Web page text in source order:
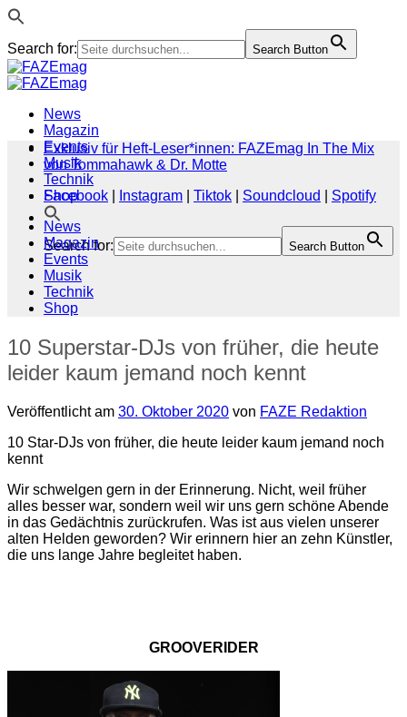
Search for: Search Button
Zum
Inhalt
News
Magazin
Events
Musik
Technik
Shop
Search for: Search Button
Exklusiv für Heft-Leser*innen: FAZEmag In The Mix
von Tommahawk & Dr. Motte
Facebook
Instagram Tiktok Soundcloud
Spotify
News
Magazin
Events
Musik
Technik
Shop
10 Superstar-DJs von früher, die heute
leider kaum jemand noch kennt
Veröffentlicht am 30. Oktober 2020 von FAZE Redaktion
10 Star-DJs von früher, die heute leider kaum jemand noch
kennt
Wir schwelgen gern in der Erinnerung. Nicht, weil früher
alles besser war, sondern weil wir uns gern schöne Abende
in das Gedächtnis zurückrufen. Was ist aus vielen unserer
alten Helden geworden? Wir erinnern hier an zehn Künstler,
die uns lange Jahre begleitet haben.
GROOVERIDER